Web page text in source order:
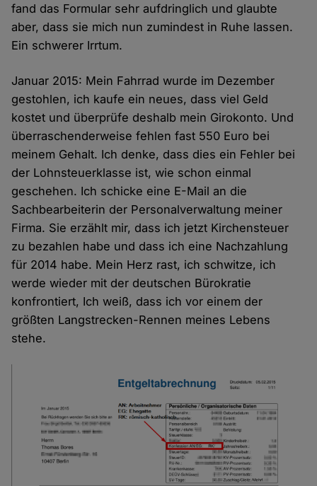
fand das Formular sehr aufdringlich und glaubte
aber, dass sie mich nun zumindest in Ruhe lassen.
Ein schwerer Irrtum.
Januar 2015: Mein Fahrrad wurde im Dezember
gestohlen, ich kaufe ein neues, dass viel Geld
kostet und überprüfe deshalb mein Girokonto. Und
überraschenderweise fehlen fast 550 Euro bei
meinem Gehalt. Ich denke, dass dies ein Fehler bei
der Lohnsteuerklasse ist, wie schon einmal
geschehen. Ich schicke eine E-Mail an die
Sachbearbeiterin der Personalverwaltung meiner
Firma. Sie erzählt mir, dass ich jetzt Kirchensteuer
zu bezahlen habe und dass ich eine Nachzahlung
für 2014 habe. Mein Herz rast, ich schwitze, ich
werde wieder mit der deutschen Bürokratie
konfrontiert, Ich weiß, dass ich vor einem der
größten Langstrecken-Rennen meines Lebens
stehe.